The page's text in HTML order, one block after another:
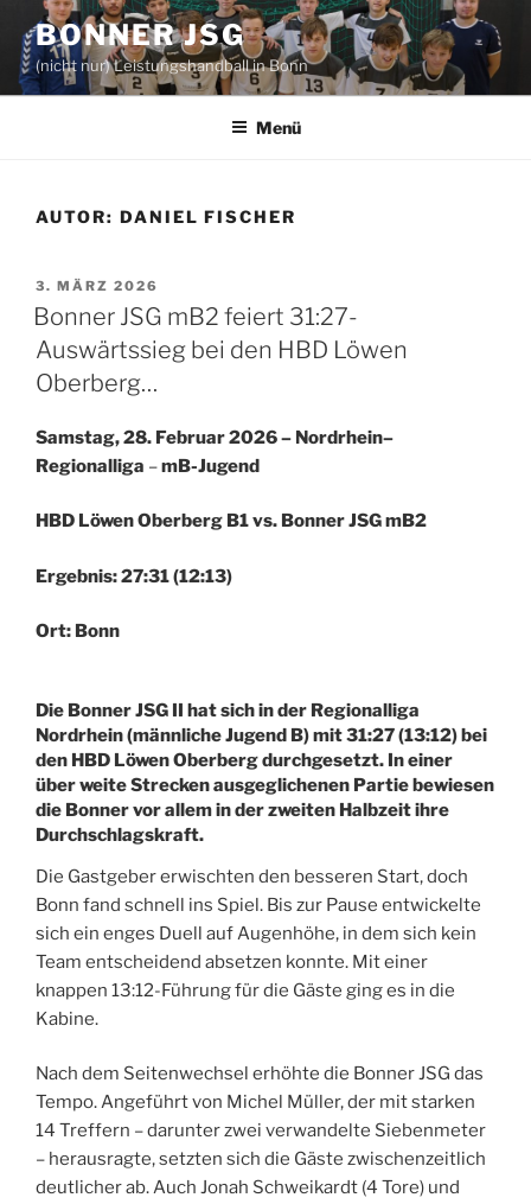
Inhalt
springen
BONNER JSG
(nicht nur) Leistungshandball in Bonn
Menü
AUTOR: DANIEL FISCHER
VERÖFFENTLICHT
AM
3. MÄRZ 2026
Bonner JSG mB2 feiert 31:27-
Auswärtssieg bei den HBD Löwen
Oberberg…
Samstag, 28. Februar 2026 – Nordrhein–
Regionalliga –mB-Jugend
HBD Löwen Oberberg B1 vs. Bonner JSG mB2
Ergebnis: 27:31 (12:13)
Ort: Bonn
Die Bonner JSG II hat sich in der Regionalliga
Nordrhein (männliche Jugend B) mit 31:27 (13:12) bei
den HBD Löwen Oberberg durchgesetzt. In einer
über weite Strecken ausgeglichenen Partie bewiesen
die Bonner vor allem in der zweiten Halbzeit ihre
Durchschlagskraft.
Die Gastgeber erwischten den besseren Start, doch
Bonn fand schnell ins Spiel. Bis zur Pause entwickelte
sich ein enges Duell auf Augenhöhe, in dem sich kein
Team entscheidend absetzen konnte. Mit einer
knappen 13:12-Führung für die Gäste ging es in die
Kabine.
Nach dem Seitenwechsel erhöhte die Bonner JSG das
Tempo. Angeführt von Michel Müller, der mit starken
14 Treffern – darunter zwei verwandelte Siebenmeter
– herausragte, setzten sich die Gäste zwischenzeitlich
deutlicher ab. Auch Jonah Schweikardt (4 Tore) und